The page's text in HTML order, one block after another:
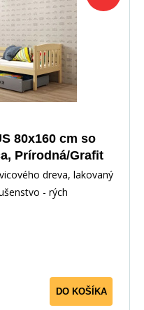
80x160 cm so
Prírodná/Grafit
dreva, lakovaný
- rých
DO KOŠÍKA